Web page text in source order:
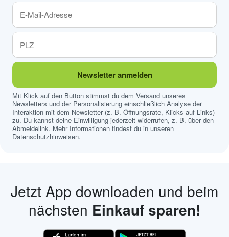
Newsletter anmelden
Mit Klick auf den Button stimmst du dem Versand unseres
Newsletters und der Personalisierung einschließlich Analyse der
Interaktion mit dem Newsletter (z. B. Öffnungsrate, Klicks auf Links)
zu. Du kannst deine Einwilligung jederzeit widerrufen, z. B. über den
Abmeldelink. Mehr Informationen findest du in unseren
Datenschutzhinweisen.
Jetzt App downloaden und beim
nächsten Einkauf sparen!